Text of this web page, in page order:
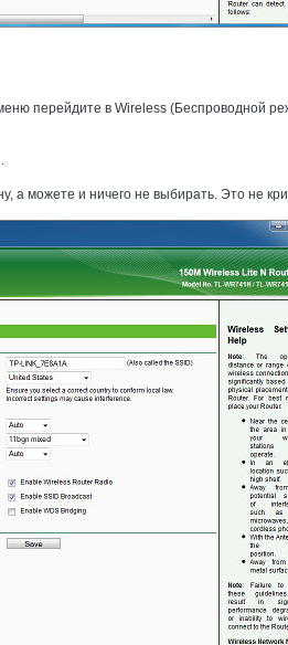
перейдите в Wireless (Беспроводной
а можете и ничего не выбирать. Это не